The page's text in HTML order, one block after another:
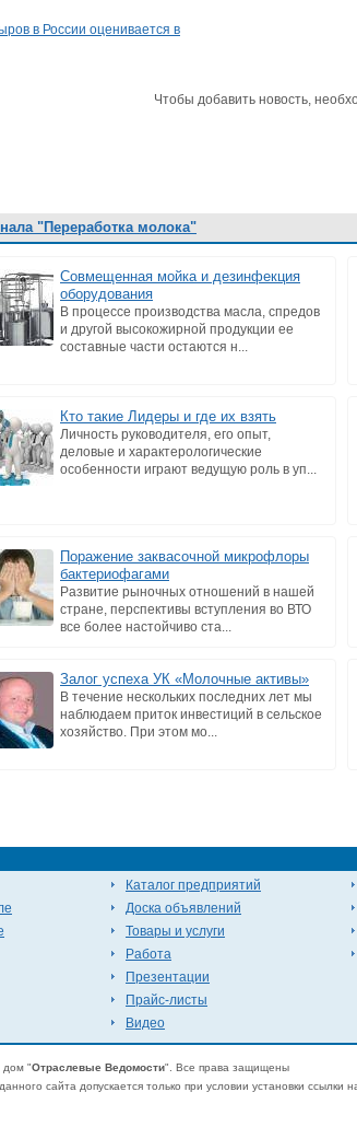
в России оценивается в
Чтобы добавить новость,
"Переработка молока"
Совмещенная мойка и дезинфекция
оборудования
В процессе производства масла, спредов
и другой высокожирной продукции ее
составные части остаются н...
Кто такие Лидеры и где их взять
Личность руководителя, его опыт,
деловые и характерологические
особенности играют ведущую роль в уп...
Поражение заквасочной микрофлоры
бактериофагами
Развитие рыночных отношений в нашей
стране, перспективы вступления во ВТО
все более настойчиво ста...
Залог успеха УК «Молочные активы»
В течение нескольких последних лет мы
наблюдаем приток инвестиций в сельское
хозяйство. При этом мо...
Каталог предприятий
Доска объявлений
Товары и услуги
Работа
Презентации
Прайс-листы
Видео
дом "Отраслевые Ведомости". Все права защищены
сайта допускается только при условии установки ссылки